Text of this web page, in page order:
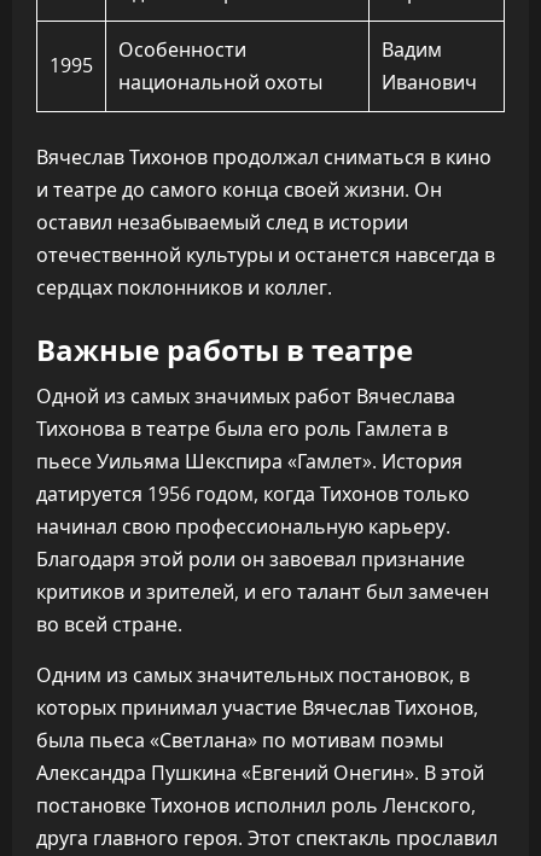
1995
Особенности
национальной охоты
Вадим
Иванович
Вячеслав Тихонов продолжал сниматься в кино
и театре до самого конца своей жизни. Он
оставил незабываемый след в истории
отечественной культуры и останется навсегда в
сердцах поклонников и коллег.
Важные работы в театре
Одной из самых значимых работ Вячеслава
Тихонова в театре была его роль Гамлета в
пьесе Уильяма Шекспира «Гамлет». История
датируется 1956 годом, когда Тихонов только
начинал свою профессиональную карьеру.
Благодаря этой роли он завоевал признание
критиков и зрителей, и его талант был замечен
во всей стране.
Одним из самых значительных постановок, в
которых принимал участие Вячеслав Тихонов,
была пьеса «Светлана» по мотивам поэмы
Александра Пушкина «Евгений Онегин». В этой
постановке Тихонов исполнил роль Ленского,
друга главного героя. Этот спектакль прославил